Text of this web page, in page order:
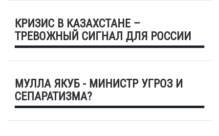
КРИЗИС В КАЗАХСТАНЕ –
ТРЕВОЖНЫЙ СИГНАЛ ДЛЯ РОССИИ
МУЛЛА ЯКУБ - МИНИСТР УГРОЗ И
СЕПАРАТИЗМА?